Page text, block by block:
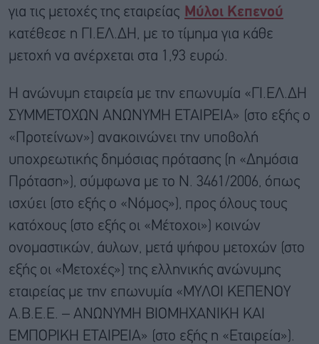
για τις μετοχές της εταιρείας Μύλοι Κεπενού
κατέθεσε η ΓΙ.ΕΛ.ΔΗ, με το τίμημα για κάθε
μετοχή να ανέρχεται στα 1,93 ευρώ.
Η ανώνυμη εταιρεία με την επωνυμία «ΓΙ.ΕΛ.ΔΗ
ΣΥΜΜΕΤΟΧΩΝ ΑΝΩΝΥΜΗ ΕΤΑΙΡΕΙΑ» (στο εξής ο
«Προτείνων») ανακοινώνει την υποβολή
υποχρεωτικής δημόσιας πρότασης (η «Δημόσια
Πρόταση»), σύμφωνα με το Ν. 3461/2006, όπως
ισχύει (στο εξής ο «Νόμος»), προς όλους τους
κατόχους (στο εξής οι «Μέτοχοι») κοινών
ονομαστικών, άυλων, μετά ψήφου μετοχών (στο
εξής οι «Μετοχές») της ελληνικής ανώνυμης
εταιρείας με την επωνυμία «ΜΥΛΟΙ ΚΕΠΕΝΟΥ
Α.Β.Ε.Ε. – ΑΝΩΝΥΜΗ ΒΙΟΜΗΧΑΝΙΚΗ ΚΑΙ
ΕΜΠΟΡΙΚΗ ΕΤΑΙΡΕΙΑ» (στο εξής η «Εταιρεία»).